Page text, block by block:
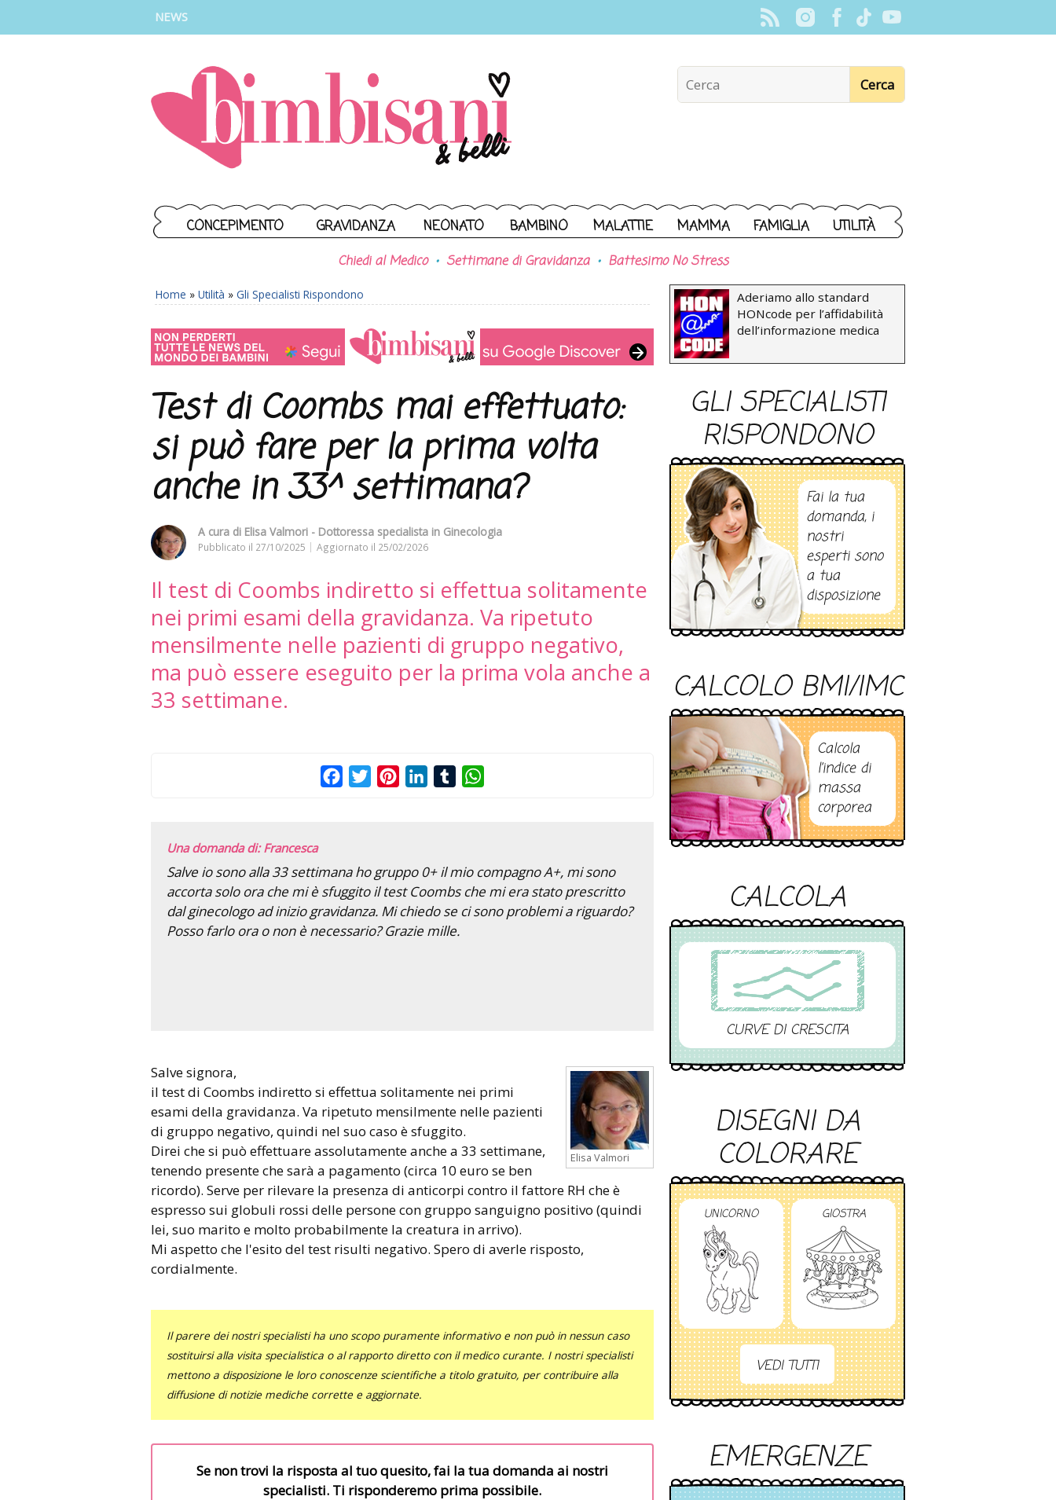
NEWS
CONCEPIMENTO GRAVIDANZA NEONATO BAMBINO MALATTIE MAMMA FAMIGLIA UTILITÀ
Chiedi al Medico Settimane di Gravidanza Battesimo No Stress
Home » Utilità » Gli Specialisti Rispondono
Test di Coombs mai effettuato:
si può fare per la prima volta
anche in 33^ settimana?
A cura di Elisa Valmori - Dottoressa specialista in Ginecologia
Pubblicato il 27/10/2025 Aggiornato il 25/02/2026
Il test di Coombs indiretto si effettua solitamente
nei primi esami della gravidanza. Va ripetuto
mensilmente nelle pazienti di gruppo negativo,
ma può essere eseguito per la prima vola anche a
33 settimane.
FacebookTwitterPinterestLinkedInTumblr
Una domanda di: Francesca
Salve io sono alla 33 settimana ho gruppo 0+ il mio compagno A+, mi sono
accorta solo ora che mi è sfuggito il test Coombs che mi era stato prescritto
dal ginecologo ad inizio gravidanza. Mi chiedo se ci sono problemi a riguardo?
Posso farlo ora o non è necessario? Grazie mille.
Elisa Valmori
Salve signora,
il test di Coombs indiretto si effettua solitamente nei primi
esami della gravidanza. Va ripetuto mensilmente nelle pazienti
di gruppo negativo, quindi nel suo caso è sfuggito.
Direi che si può effettuare assolutamente anche a 33 settimane,
tenendo presente che sarà a pagamento (circa 10 euro se ben
ricordo). Serve per rilevare la presenza di anticorpi contro il fattore RH che è
espresso sui globuli rossi delle persone con gruppo sanguigno positivo (quindi
lei, suo marito e molto probabilmente la creatura in arrivo).
Mi aspetto che l'esito del test risulti negativo. Spero di averle risposto,
cordialmente.
Il parere dei nostri specialisti ha uno scopo puramente informativo e non può in nessun caso
sostituirsi alla visita specialistica o al rapporto diretto con il medico curante. I nostri specialisti
mettono a disposizione le loro conoscenze scientifiche a titolo gratuito, per contribuire alla
diffusione di notizie mediche corrette e aggiornate.
Se non trovi la risposta al tuo quesito, fai la tua domanda ai nostri
specialisti. Ti risponderemo prima possibile.
Aderiamo allo standard
HONcode per l’affidabilità
dell’informazione medica
GLI SPECIALISTI
RISPONDONO
Fai la tua
domanda, i
nostri
esperti sono
a tua
disposizione
CALCOLO BMI/IMC
Calcola
l’indice di
massa
corporea
CALCOLA
CURVE DI CRESCITA
DISEGNI DA
COLORARE
UNICORNO GIOSTRA
VEDI TUTTI
EMERGENZE